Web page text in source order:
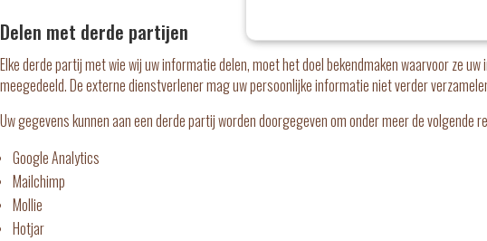
Delen met derde partijen
Elke derde partij met wie wij uw informatie delen, moet het doel bekendmaken waarvoor ze
meegedeeld. De externe dienstverlener mag uw persoonlijke informatie niet verder
Uw gegevens kunnen aan een derde partij worden doorgegeven om onder meer de volgende
Google Analytics
Mailchimp
Mollie
Hotjar